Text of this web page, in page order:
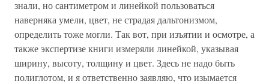
знали, но сантиметром и линейкой пользоваться
наверняка умели, цвет, не страдая дальтонизмом,
определить тоже могли. Так вот, при изъятии и осмотре, а
также экспертизе книги измеряли линейкой, указывая
ширину, высоту, толщину и цвет. Здесь не надо быть
полиглотом, и я ответственно заявляю, что изымается